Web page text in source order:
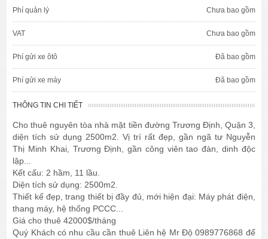
Phí quản lý Chưa bao gồm
VAT Chưa bao gồm
Phí gửi xe ôtô Đã bao gồm
Phí gửi xe máy Đã bao gồm
THÔNG TIN CHI TIẾT
Cho thuê nguyên tòa nhà mặt tiền đường Trương Định, Quận 3,
diện tích sử dụng 2500m2. Vị trí rất đẹp, gần ngã tư Nguyễn
Thị Minh Khai, Trương Định, gần công viên tao đàn, dinh độc
lập...
Kết cấu: 2 hầm, 11 lầu.
Diện tích sử dụng: 2500m2.
Thiết kế đẹp, trang thiết bị đầy đủ, mới hiện đại: Máy phát điện,
thang máy, hệ thống PCCC...
Giá cho thuê 42000$/tháng
Quý Khách có nhu cầu cần thuê Liên hệ Mr Độ 0989776868 để